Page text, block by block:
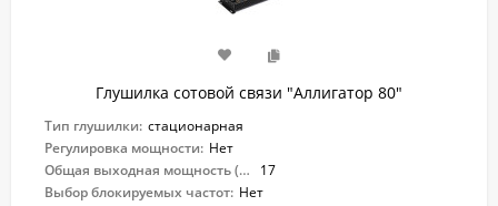
Глушилка сотовой связи "Аллигатор 80"
Тип глушилки: стационарная
Регулировка мощности: Нет
Общая выходная мощность (Вт):
17
Выбор блокируемых частот: Нет